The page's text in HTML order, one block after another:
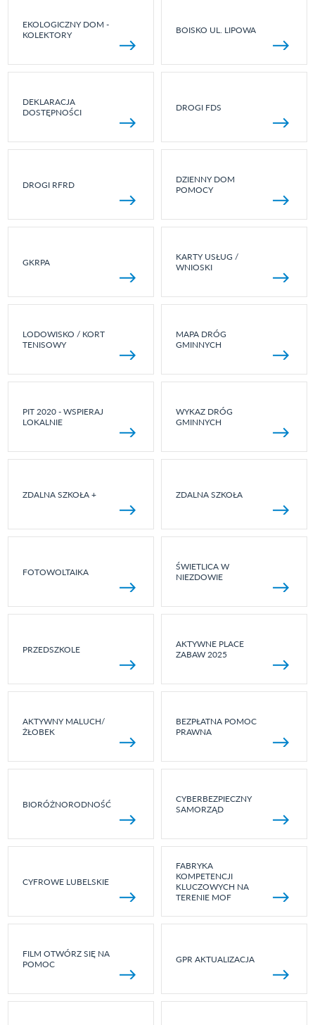
EKOLOGICZNY DOM -
KOLEKTORY
BOISKO UL. LIPOWA
DEKLARACJA
DOSTĘPNOŚCI
DROGI FDS
DROGI RFRD
DZIENNY DOM
POMOCY
GKRPA
KARTY USŁUG /
WNIOSKI
LODOWISKO / KORT
TENISOWY
MAPA DRÓG
GMINNYCH
PIT 2020 - WSPIERAJ
LOKALNIE
WYKAZ DRÓG
GMINNYCH
ZDALNA SZKOŁA + ZDALNA SZKOŁA
FOTOWOLTAIKA
ŚWIETLICA W
NIEZDOWIE
PRZEDSZKOLE
AKTYWNE PLACE
ZABAW 2025
AKTYWNY MALUCH/
ŻŁOBEK
BEZPŁATNA POMOC
PRAWNA
BIORÓŻNORODNOŚĆ
CYBERBEZPIECZNY
SAMORZĄD
CYFROWE LUBELSKIE
FABRYKA
KOMPETENCJI
KLUCZOWYCH NA
TERENIE MOF
FILM OTWÓRZ SIĘ NA
POMOC
GPR AKTUALIZACJA